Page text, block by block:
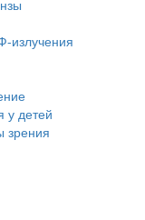
излучения
у детей
зрения